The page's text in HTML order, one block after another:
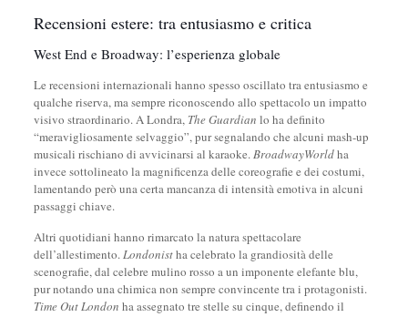
Recensioni estere: tra entusiasmo e critica
West End e Broadway: l’esperienza globale
Le recensioni internazionali hanno spesso oscillato tra entusiasmo e
qualche riserva, ma sempre riconoscendo allo spettacolo un impatto
visivo straordinario. A Londra, The Guardian lo ha definito
“meravigliosamente selvaggio”, pur segnalando che alcuni mash-up
musicali rischiano di avvicinarsi al karaoke.BroadwayWorldha
invece sottolineato la magnificenza delle coreografie e dei costumi,
lamentando però una certa mancanza di intensità emotiva in alcuni
passaggi chiave.
Altri quotidiani hanno rimarcato la natura spettacolare
dell’allestimento.Londonistha celebrato la grandiosità delle
scenografie, dal celebre mulino rosso a un imponente elefante blu,
pur notando una chimica non sempre convincente tra i protagonisti.
Time Out London ha assegnato tre stelle su cinque, definendo il